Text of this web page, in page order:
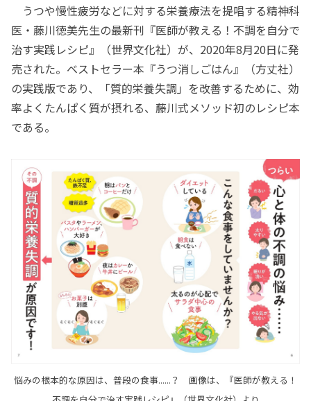
うつや慢性疲労などに対する栄養療法を提唱する精神科
医・藤川徳美先生の最新刊『医師が教える！不調を自分で
治す実践レシピ』（世界文化社）が、2020年8月20日に発
売された。ベストセラー本『うつ消しごはん』（方丈社）
の実践版であり、「質的栄養失調」を改善するために、効
率よくたんぱく質が摂れる、藤川式メソッド初のレシピ本
である。
悩みの根本的な原因は、普段の食事......？ 画像は、『医師が教える！